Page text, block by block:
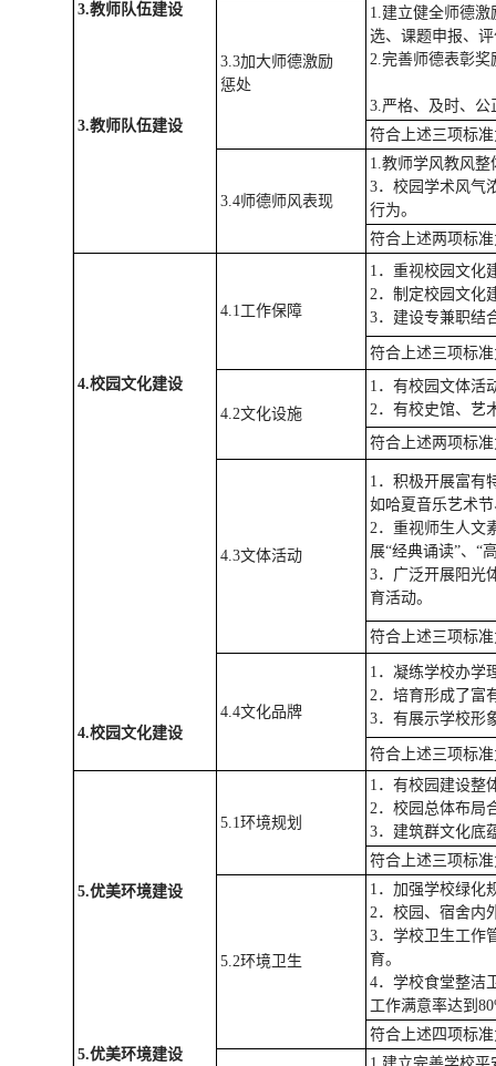
3.教师队伍建设
3.教师队伍建设
3.3加大师德激励
惩处
1.建立健全师德
选、课题申报、
2.完善师德表彰
3.严格、及时、
符合上述三项标
3.4师德师风表现
1.教师学风教风
3．校园学术风气
行为。
符合上述两项标
4.校园文化建设
4.校园文化建设
4.1工作保障
1．重视校园文化
2．制定校园文化
3．建设专兼职结
符合上述三项标
4.2文化设施
1．有校园文体活
2．有校史馆、艺
符合上述两项标
4.3文体活动
1．积极开展富有
如哈夏音乐艺术
2．重视师生人文
展“经典诵读”、“
3．广泛开展阳光
育活动。
符合上述三项标
4.4文化品牌
1．凝练学校办学
2．培育形成了富
3．有展示学校形
符合上述三项标
5.优美环境建设
5.优美环境建设
5.1环境规划
1．有校园建设整
2．校园总体布局
3．建筑群文化底
符合上述三项标
5.2环境卫生
1．加强学校绿化
2．校园、宿舍内
3．学校卫生工作
育。
4．学校食堂整洁
工作满意率达到
符合上述四项标